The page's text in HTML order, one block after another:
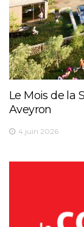
Le Mois de la
Aveyron
4 juin 2026